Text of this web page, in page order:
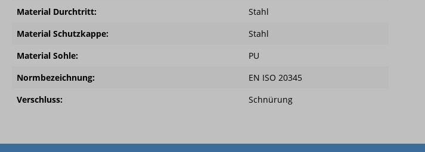
Material Durchtritt:
Stahl
Material Schutzkappe:
Stahl
Material Sohle:
PU
Normbezeichnung:
EN ISO 20345
Verschluss:
Schnürung